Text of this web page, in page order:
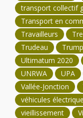
transport collectif
Transport en
Travailleurs
Trudeau
Trump
Ultimatum 2020
UNRWA
UPA
Vallée-Jonction
véhicules
vieillissement